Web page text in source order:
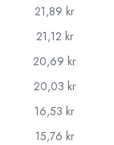
21,89 kr
21,12 kr
20,69 kr
20,03 kr
16,53 kr
15,76 kr